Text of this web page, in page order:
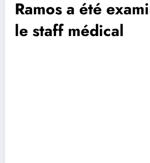
Ramos a été
le staff médical